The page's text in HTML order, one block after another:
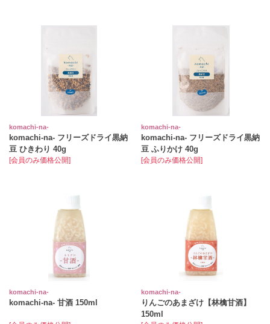
komachi‐na‐
komachi-na- フリーズドライ黒納
豆 ひきわり 40g
[会員のみ価格公開]
komachi‐na‐
komachi-na- フリーズドライ黒納
豆 ふりかけ 40g
[会員のみ価格公開]
komachi‐na‐
komachi-na- 甘酒 150ml
komachi‐na‐
りんごのあまざけ【林檎甘酒】
150ml